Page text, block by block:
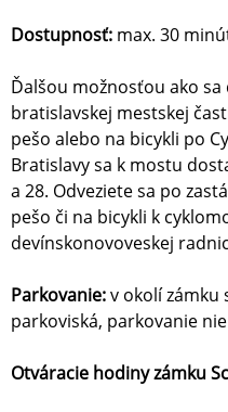
Dostupnosť: max. 30
Ďalšou možnosťou ako
bratislavskej mestskej
pešo alebo na bicykli po
Bratislavy sa k mostu
a 28. Odveziete sa po
pešo či na bicykli k
devínskonovoveskej
Parkovanie:v okolí zámku
parkoviská, parkovanie
Otváracie hodiny zámku